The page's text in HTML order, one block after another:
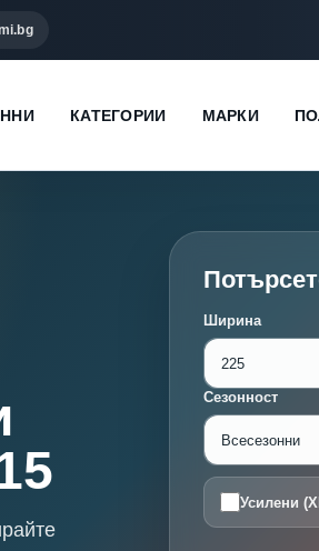
КАТЕГОРИИ МАРКИ
Ширина
Сезонност
Усилени